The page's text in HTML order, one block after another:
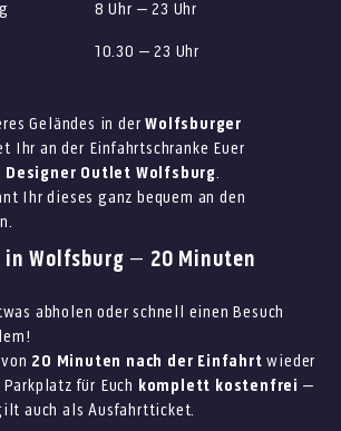
8 Uhr – 23 Uhr
10.30 – 23 Uhr
Geländes in derWolfsburger
Ihr an der Einfahrtschranke Euer
Designer Outlet Wolfsburg.
Ihr dieses ganz bequem an den
in Wolfsburg – 20 Minuten
abholen oder schnell einen Besuch
20 Minuten nach der Einfahrt wieder
für Euch komplett kostenfrei –
auch als Ausfahrtticket.